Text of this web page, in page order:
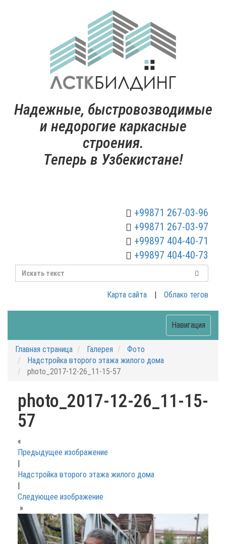
Надежные, быстровозводимые
и недорогие каркасные
строения.
Теперь в Узбекистане!
+99871 267-03-96
+99871 267-03-97
+99897 404-40-71
+99897 404-40-73
Облако тегов
|
Карта сайта
Навигация
Главная страница Галерея
Фото
Надстройка второго этажа жилого дома
photo_2017-12-26_11-15-57
photo_2017-12-26_11-15-
57
«
Предыдущее изображение
|
Надстройка второго этажа жилого дома
|
Следующее изображение
»